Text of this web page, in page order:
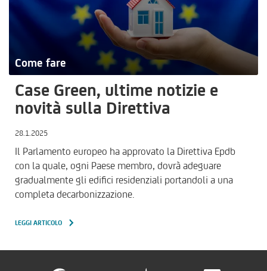
Come fare
Case Green, ultime notizie e
novità sulla Direttiva
28.1.2025
Il Parlamento europeo ha approvato la Direttiva Epdb
con la quale, ogni Paese membro, dovrà adeguare
gradualmente gli edifici residenziali portandoli a una
completa decarbonizzazione.
LEGGI ARTICOLO